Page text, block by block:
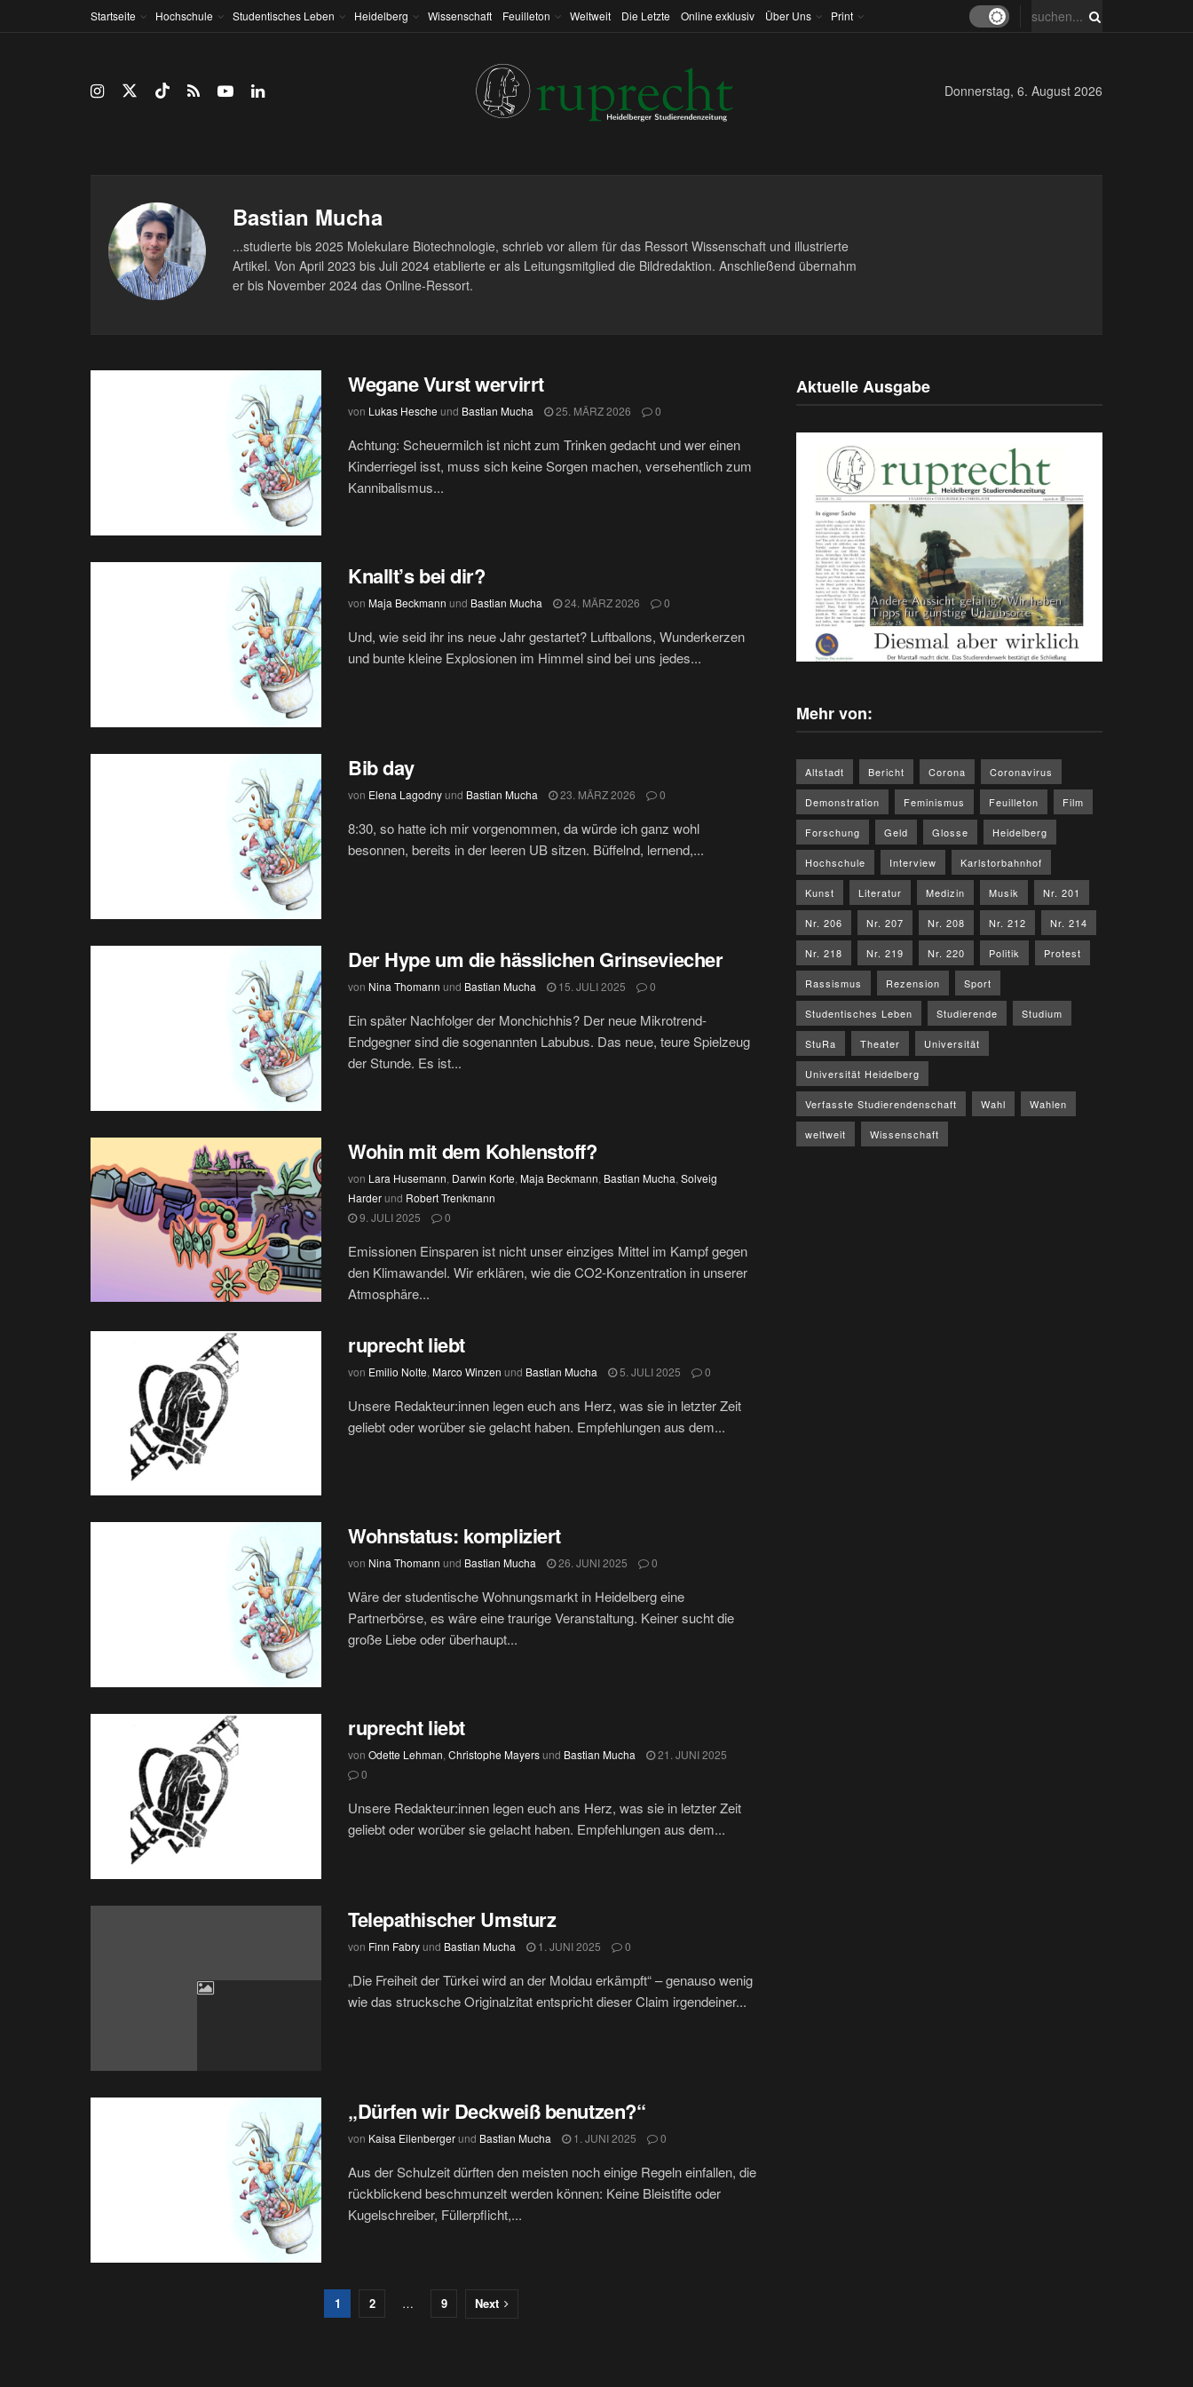
Startseite Hochschule Studentisches Leben Heidelberg Wissenschaft Feuilleton Weltweit Die Letzte Online exklusiv Über Uns Print
Donnerstag, 6. August 2026
Bastian Mucha
...studierte bis 2025 Molekulare Biotechnologie, schrieb vor allem für das Ressort Wissenschaft und illustrierte
Artikel. Von April 2023 bis Juli 2024 etablierte er als Leitungsmitglied die Bildredaktion. Anschließend übernahm
er bis November 2024 das Online-Ressort.
Wegane Vurst wervirrt
von Lukas Hesche und Bastian Mucha 25. MÄRZ 2026 0
Achtung: Scheuermilch ist nicht zum Trinken gedacht und wer einen
Kinderriegel isst, muss sich keine Sorgen machen, versehentlich zum
Kannibalismus...
Knallt’s bei dir?
von Maja Beckmann und Bastian Mucha 24. MÄRZ 2026 0
Und, wie seid ihr ins neue Jahr gestartet? Luftballons, Wunderkerzen
und bunte kleine Explosionen im Himmel sind bei uns jedes...
Bib day
von Elena Lagodnyund Bastian Mucha 23. MÄRZ 2026 0
8:30, so hatte ich mir vorgenommen, da würde ich ganz wohl
besonnen, bereits in der leeren UB sitzen. Büffelnd, lernend,...
Der Hype um die hässlichen Grinseviecher
von Nina Thomann und Bastian Mucha 15. JULI 2025 0
Ein später Nachfolger der Monchichhis? Der neue Mikrotrend-
Endgegner sind die sogenannten Labubus. Das neue, teure Spielzeug
der Stunde. Es ist...
Wohin mit dem Kohlenstoff?
von Lara Husemann, Darwin Korte, Maja Beckmann, Bastian Mucha, Solveig
Harderund Robert Trenkmann
9. JULI 2025
0
Emissionen Einsparen ist nicht unser einziges Mittel im Kampf gegen
den Klimawandel. Wir erklären, wie die CO2-Konzentration in unserer
Atmosphäre...
ruprecht liebt
von Emilio Nolte, Marco Winzen und Bastian Mucha 5. JULI 2025 0
Unsere Redakteur:innen legen euch ans Herz, was sie in letzter Zeit
geliebt oder worüber sie gelacht haben. Empfehlungen aus dem...
Wohnstatus: kompliziert
von Nina Thomann und Bastian Mucha 26. JUNI 2025 0
Wäre der studentische Wohnungsmarkt in Heidelberg eine
Partnerbörse, es wäre eine traurige Veranstaltung. Keiner sucht die
große Liebe oder überhaupt...
ruprecht liebt
von Odette Lehman, Christophe Mayersund Bastian Mucha
21. JUNI 2025
0
Unsere Redakteur:innen legen euch ans Herz, was sie in letzter Zeit
geliebt oder worüber sie gelacht haben. Empfehlungen aus dem...
Telepathischer Umsturz
von Finn Fabryund Bastian Mucha 1. JUNI 2025 0
„Die Freiheit der Türkei wird an der Moldau erkämpft“ – genauso wenig
wie das strucksche Originalzitat entspricht dieser Claim irgendeiner...
„Dürfen wir Deckweiß benutzen?“
von Kaisa Eilenbergerund Bastian Mucha 1. JUNI 2025 0
Aus der Schulzeit dürften den meisten noch einige Regeln einfallen, die
rückblickend beschmunzelt werden können: Keine Bleistifte oder
Kugelschreiber, Füllerpflicht,...
1 2 … 9 Next
Aktuelle Ausgabe
Mehr von:
Altstadt Bericht Corona Coronavirus
Demonstration Feminismus Feuilleton Film
Forschung Geld Glosse Heidelberg
Hochschule Interview Karlstorbahnhof
Kunst Literatur Medizin Musik Nr. 201
Nr. 206 Nr. 207 Nr. 208 Nr. 212 Nr. 214
Nr. 218 Nr. 219 Nr. 220 Politik Protest
Rassismus Rezension Sport
Studentisches Leben Studierende Studium
StuRa Theater Universität
Universität Heidelberg
Verfasste Studierendenschaft Wahl Wahlen
weltweit Wissenschaft